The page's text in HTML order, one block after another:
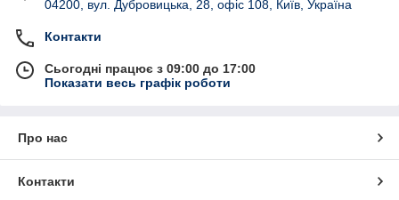
04200, вул. Дубровицька, 28, офіс 108, Київ, Україна
Контакти
Сьогодні працює з 09:00 до 17:00
Показати весь графік роботи
Про нас
Контакти